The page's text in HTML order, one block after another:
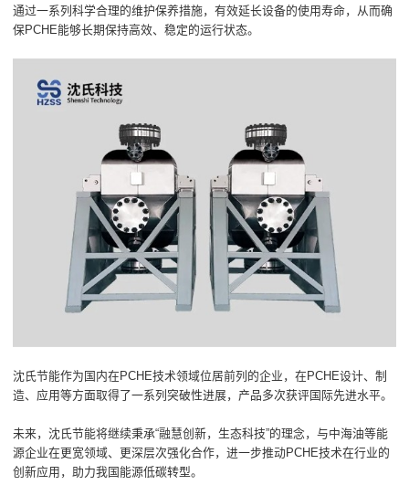
通过一系列科学合理的维护保养措施，有效延长设备的使用寿命，从而确
保PCHE能够长期保持高效、稳定的运行状态。
沈氏节能作为国内在PCHE技术领域位居前列的企业，在PCHE设计、制
造、应用等方面取得了一系列突破性进展，产品多次获评国际先进水平。
未来，沈氏节能将继续秉承“融慧创新，生态科技”的理念，与中海油等能
源企业在更宽领域、更深层次强化合作，进一步推动PCHE技术在行业的
创新应用，助力我国能源低碳转型。